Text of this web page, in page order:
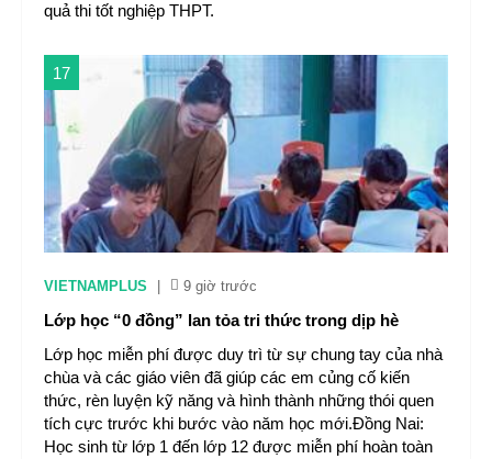
quả thi tốt nghiệp THPT.
17
VIETNAMPLUS 9 giờ trước
Lớp học “0 đồng” lan tỏa tri thức trong dịp hè
Lớp học miễn phí được duy trì từ sự chung tay của nhà
chùa và các giáo viên đã giúp các em củng cố kiến
thức, rèn luyện kỹ năng và hình thành những thói quen
tích cực trước khi bước vào năm học mới.Đồng Nai:
Học sinh từ lớp 1 đến lớp 12 được miễn phí hoàn toàn